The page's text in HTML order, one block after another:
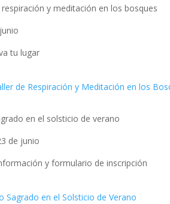
respiración y meditación en los bosques
tu lugar
de Respiración y Meditación en los
en el solsticio de verano
de junio
y formulario de inscripción
Sagrado en el Solsticio de Verano